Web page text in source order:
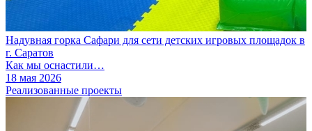
Надувная горка Сафари для сети детских игровых площадок в
г. Саратов
Как мы оснастили…
18 мая 2026
Реализованные проекты